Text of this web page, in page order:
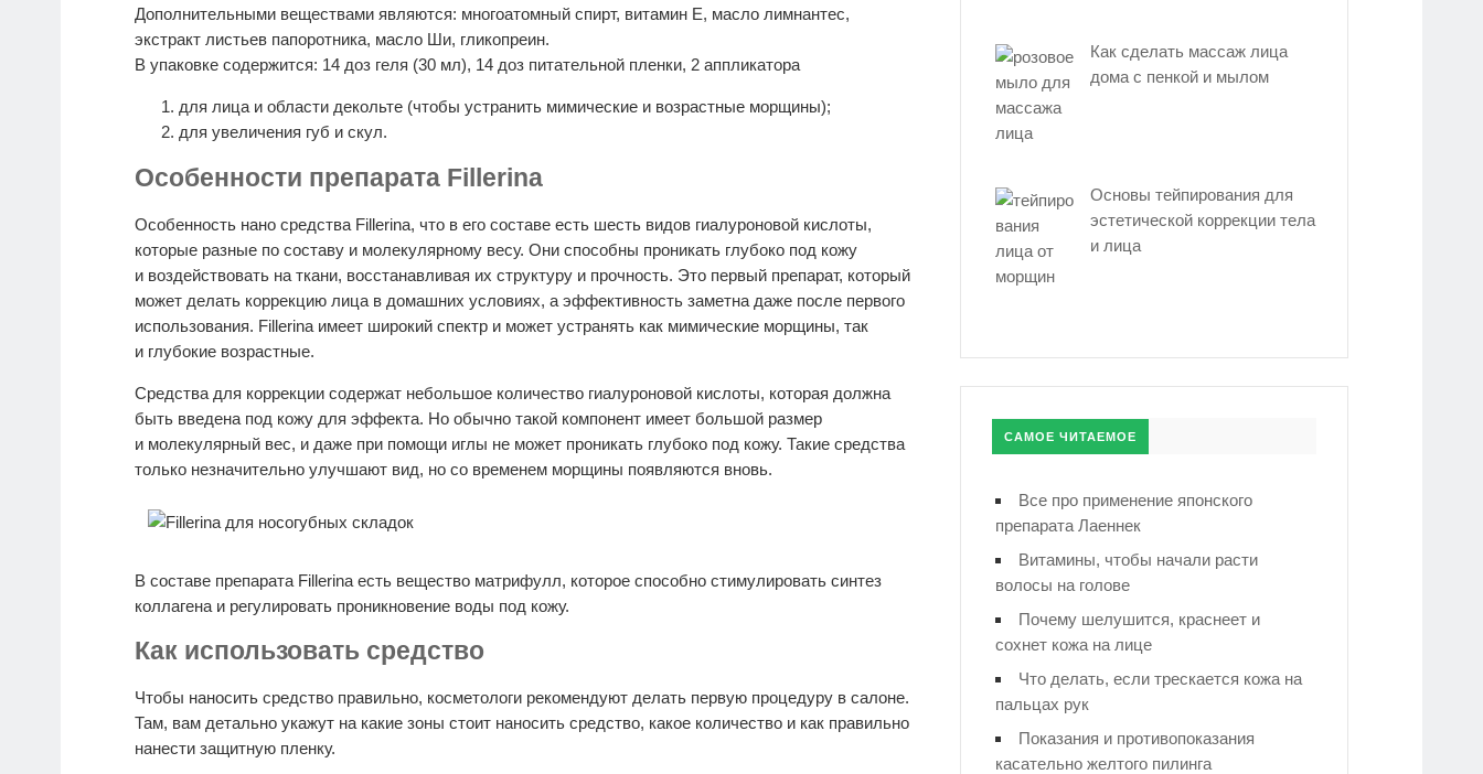
Дополнительными веществами являются: многоатомный спирт, витамин Е, масло лимнантес,
экстракт листьев папоротника, масло Ши, гликопреин.
В упаковке содержится: 14 доз геля (30 мл), 14 доз питательной пленки, 2 аппликатора
для лица и области декольте (чтобы устранить мимические и возрастные морщины);
для увеличения губ и скул.
Особенности препарата Fillerina
Особенность нано средства Fillerina, что в его составе есть шесть видов гиалуроновой кислоты,
которые разные по составу и молекулярному весу. Они способны проникать глубоко под кожу
и воздействовать на ткани, восстанавливая их структуру и прочность. Это первый препарат, который
может делать коррекцию лица в домашних условиях, а эффективность заметна даже после первого
использования. Fillerina имеет широкий спектр и может устранять как мимические морщины, так
и глубокие возрастные.
Средства для коррекции содержат небольшое количество гиалуроновой кислоты, которая должна
быть введена под кожу для эффекта. Но обычно такой компонент имеет большой размер
и молекулярный вес, и даже при помощи иглы не может проникать глубоко под кожу. Такие средства
только незначительно улучшают вид, но со временем морщины появляются вновь.
В составе препарата Fillerina есть вещество матрифулл, которое способно стимулировать синтез
коллагена и регулировать проникновение воды под кожу.
Как использовать средство
Чтобы наносить средство правильно, косметологи рекомендуют делать первую процедуру в салоне.
Там, вам детально укажут на какие зоны стоит наносить средство, какое количество и как правильно
нанести защитную пленку.
Как сделать массаж лица
дома с пенкой и мылом
Основы тейпирования для
эстетической коррекции тела
и лица
САМОЕ ЧИТАЕМОЕ
Все про применение японского
препарата Лаеннек
Витамины, чтобы начали расти
волосы на голове
Почему шелушится, краснеет и
сохнет кожа на лице
Что делать, если трескается кожа на
пальцах рук
Показания и противопоказания
касательно желтого пилинга